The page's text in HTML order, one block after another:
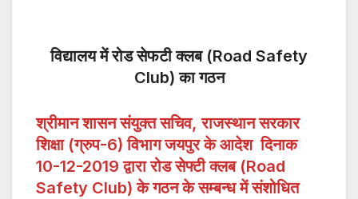
विद्यालय में रोड सेफटी क्लब (Road Safety
Club) का गठन
श्रीमान शासन संयुक्त सचिव, राजस्थान सरकार
शिक्षा (ग्रुप-6) विभाग जयपुर के आदेश दिनाक
10-12-2019 द्वारा रोड सेफ्टी क्लब (Road
Safety Club) के गठन के सम्बन्ध में संशोधित